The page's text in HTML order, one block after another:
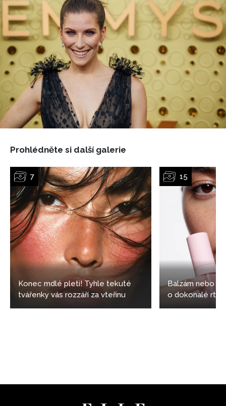
NEWSLETTER
ODESLAT
Přihlášením k newsletteru souhlasíte s
Obchodními
podmínkami společnosti BurdaMedia Extra s.r.o.a
potvrzujete, že jste se seznámili se
ochrany soukromí- BurdaMedia Extra s.r.o. bude s
Vašimi údaji pracovat zejména k organizaci a
vyhodnocení akce a zasílání novinek.
Prohlédněte si další galerie
Konec mdlé pleti! Tyhle tekuté
tvářenky vás rozzáří za vteřinu
Balzám nebo
o dokonalé rty